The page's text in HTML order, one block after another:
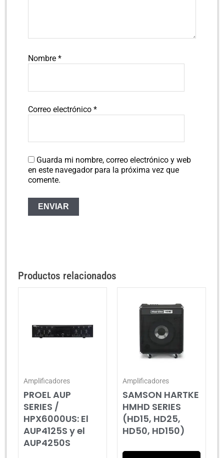
Nombre*
Correo electrónico*
Guarda mi nombre, correo electrónico y web
en este navegador para la próxima vez que
comente.
Productos relacionados
Amplificadores
PROEL AUP
SERIES /
HPX6000US: El
AUP4125S y el
AUP4250S
Amplificadores
SAMSON HARTKE
HMHD SERIES
(HD15, HD25,
HD50, HD150)